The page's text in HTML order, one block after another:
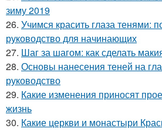
зиму 2019
26. Учимся красить глаза тенями:
руководство для начинающих
27. Шаг за шагом: как сделать
28. Основы нанесения теней на
руководство
29. Какие изменения приносят
жизнь
30. Какие церкви и монастыри